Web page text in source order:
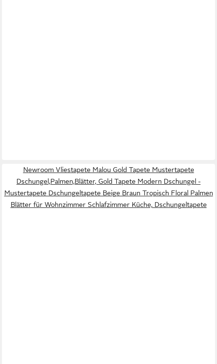
Newroom Vliestapete Malou Gold Tapete Mustertapete
Dschungel,Palmen,Blätter, Gold Tapete Modern Dschungel -
Mustertapete Dschungeltapete Beige Braun Tropisch Floral Palmen
Blätter für Wohnzimmer Schlafzimmer Küche, Dschungeltapete